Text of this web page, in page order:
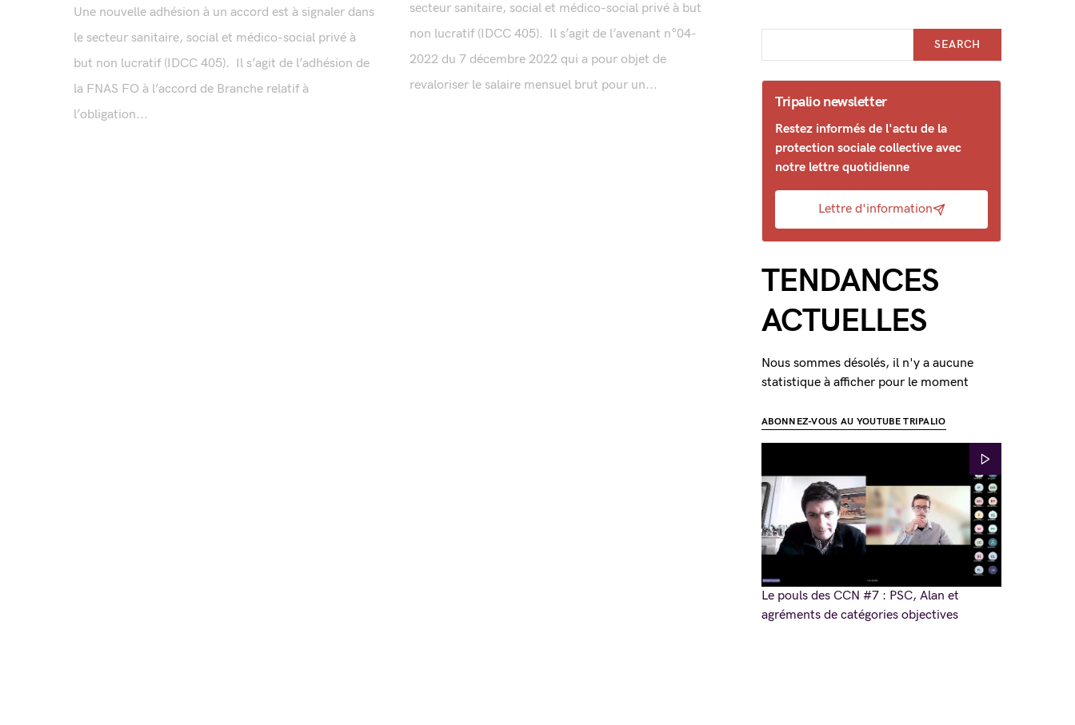
Une nouvelle adhésion à un accord est à signaler dans
le secteur sanitaire, social et médico-social privé à
but non lucratif (IDCC 405). Il s’agit de l’adhésion de
la FNAS FO à l’accord de Branche relatif à
l’obligation...
secteur sanitaire, social et médico-social privé à but
non lucratif (IDCC 405). Il s’agit de l’avenant n°04-
2022 du 7 décembre 2022 qui a pour objet de
revaloriser le salaire mensuel brut pour un...
SEARCH
Tripalio newsletter
Restez informés de l'actu de la
protection sociale collective avec
notre lettre quotidienne
Lettre d'information
TENDANCES
ACTUELLES
Nous sommes désolés, il n'y a aucune
statistique à afficher pour le moment
ABONNEZ-VOUS AU YOUTUBE TRIPALIO
Le pouls des CCN #7 : PSC, Alan et
agréments de catégories objectives